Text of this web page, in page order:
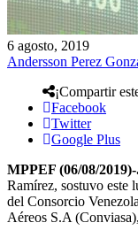
6 agosto, 2019
Andersson Perez
¡Compartir
Facebook
Twitter
Google Plus
MPPEF (06/08/
Ramírez, sostuvo este
del Consorcio
Aéreos S.A